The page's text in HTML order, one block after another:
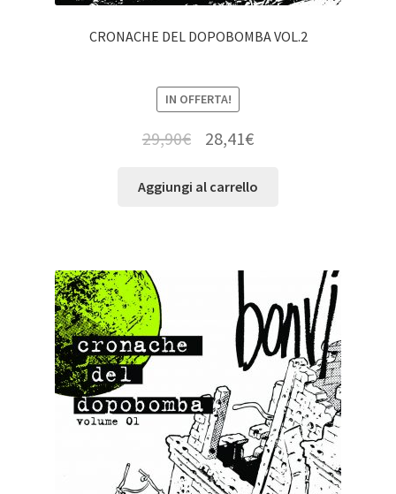
CRONACHE DEL DOPOBOMBA VOL.2
IN OFFERTA!
29,90€ 28,41€
Aggiungi al carrello